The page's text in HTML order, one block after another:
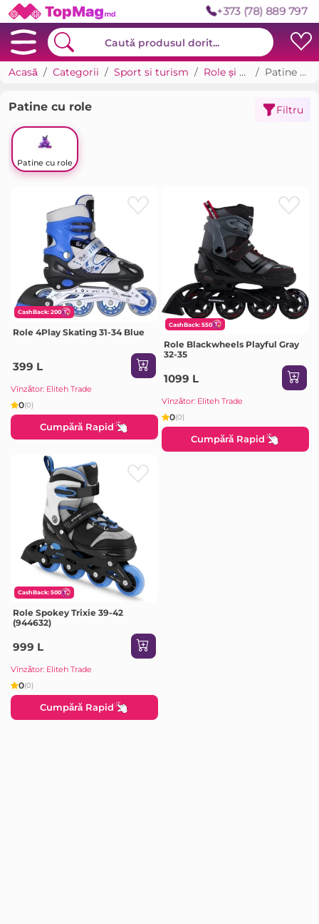
+373 (78) 889 797
Acasă Categorii Sport si turism Role și ski-roll Patine cu role
Patine cu role Filtru
Patine cu role
CashBack: 200
Role 4Play Skating 31-34 Blue
399 L
Vînzător: Eliteh Trade
0(0)
Cumpără Rapid
CashBack: 550
Role Blackwheels Playful Gray
32-35
1099 L
Vînzător: Eliteh Trade
0(0)
Cumpără Rapid
CashBack: 500
Role Spokey Trixie 39-42
(944632)
999 L
Vînzător: Eliteh Trade
0(0)
Cumpără Rapid